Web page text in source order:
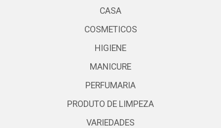
CASA
COSMETICOS
HIGIENE
MANICURE
PERFUMARIA
PRODUTO DE LIMPEZA
VARIEDADES